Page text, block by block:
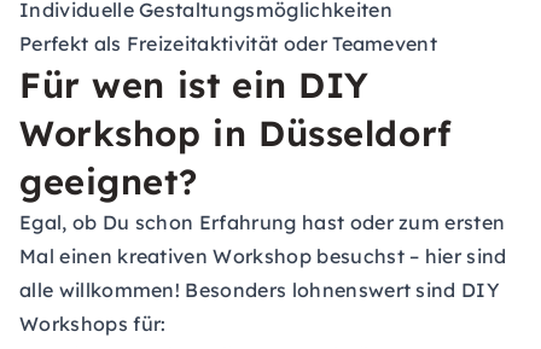
Individuelle Gestaltungsmöglichkeiten
Perfekt als Freizeitaktivität oder Teamevent
Für wen ist ein DIY
Workshop in Düsseldorf
geeignet?
Egal, ob Du schon Erfahrung hast oder zum ersten
Mal einen kreativen Workshop besuchst – hier sind
alle willkommen! Besonders lohnenswert sind DIY
Workshops für: